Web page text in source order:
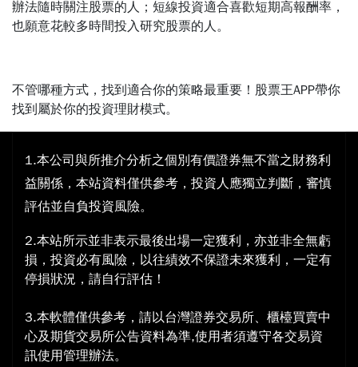
辦法隨時關注股票的人；短線投資適合喜歡短期高報酬率，
也願意花較多時間投入研究股票的人。
不管哪種方式，找到適合你的策略最重要！股票王APP帶你
找到屬於你的投資理財模式。
1.本公司與所推介分析之個別有價證券無不當之財務利
益關係，本站資料僅供參考，投資人應獨立判斷，審慎
評估並自負投資風險。
2.本站所示並非表示最後出場一定獲利，亦並非全無虧
損，投資必有風險，以往績效不保證未來獲利，一定有
停損狀況，請自行評估！
3.本軟體僅供參考，請以台灣證券交易所、櫃檯買賣中
心及期貨交易所公告資料為準,使用者須遵守各交易資
訊使用管理辦法。